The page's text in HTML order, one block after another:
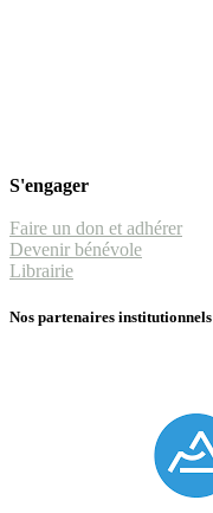
S'engager
Faire un don et adhérer
Devenir bénévole
Librairie
Nos partenaires institutionnels